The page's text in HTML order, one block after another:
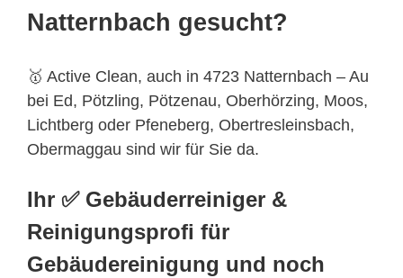
Natternbach gesucht?
🥇 Active Clean, auch in 4723 Natternbach – Au
bei Ed, Pötzling, Pötzenau, Oberhörzing, Moos,
Lichtberg oder Pfeneberg, Obertresleinsbach,
Obermaggau sind wir für Sie da.
Ihr ✅ Gebäuderreiniger &
Reinigungsprofi für
Gebäudereinigung und noch